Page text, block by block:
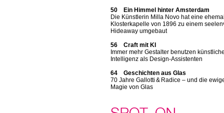
50 Ein Himmel hinter Amsterdam
Die Künstlerin Milla Novo hat eine
Klosterkapelle von 1896 zu einem
Hideaway umgebaut
56 Craft mit KI
Immer mehr Gestalter benutzen
Intelligenz als Design-Assistenten
64 Geschichten aus Glas
70 Jahre Gallotti & Radice – und die
Magie von Glas